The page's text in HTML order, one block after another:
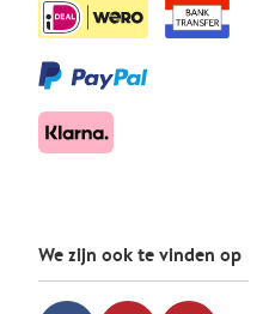
We zijn ook te vinden op